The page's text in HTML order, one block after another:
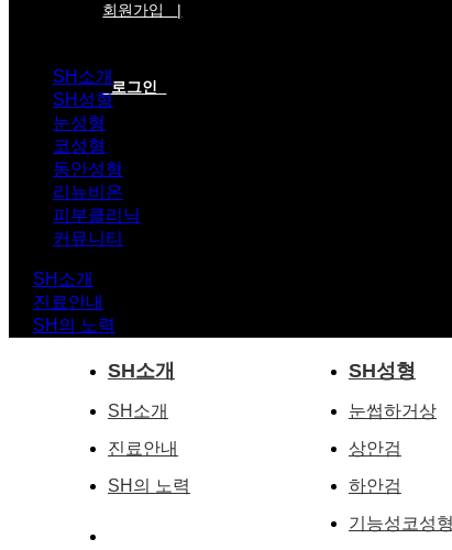
회원가입 |
로그인
SH소개
SH성형
눈성형
코성형
동안성형
리뉴비온
피부클리닉
커뮤니티
SH소개
진료안내
SH의 노력
SH소개
SH소개
진료안내
SH의 노력
SH성형
눈썹하거상
상안검
하안검
기능성코성형